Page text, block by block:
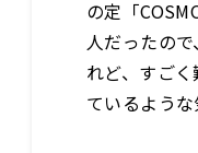
の定「
人だったの
れど、すご
ているような